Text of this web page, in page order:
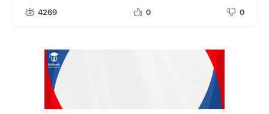
4269 0 0